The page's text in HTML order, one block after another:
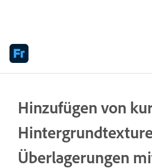
Hinzufügen von
Überlagerungen